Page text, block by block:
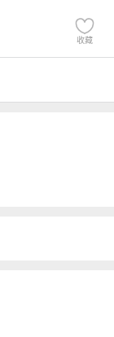
收藏